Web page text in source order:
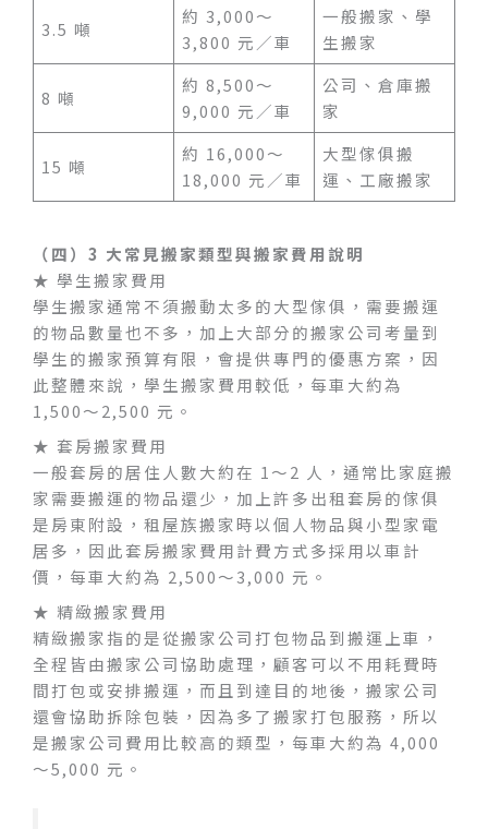
3.5 噸
約 3,000～
3,800 元／車
一般搬家、學
生搬家
8 噸
約 8,500～
9,000 元／車
公司、倉庫搬
家
15 噸
約 16,000～
18,000 元／車
大型傢俱搬
運、工廠搬家
（四）3 大常見搬家類型與搬家費用說明
★ 學生搬家費用
學生搬家通常不須搬動太多的大型傢俱，需要搬運
的物品數量也不多，加上大部分的搬家公司考量到
學生的搬家預算有限，會提供專門的優惠方案，因
此整體來說，學生搬家費用較低，每車大約為
1,500～2,500 元。
★ 套房搬家費用
一般套房的居住人數大約在 1～2 人，通常比家庭搬
家需要搬運的物品還少，加上許多出租套房的傢俱
是房東附設，租屋族搬家時以個人物品與小型家電
居多，因此套房搬家費用計費方式多採用以車計
價，每車大約為 2,500～3,000 元。
★ 精緻搬家費用
精緻搬家指的是從搬家公司打包物品到搬運上車，
全程皆由搬家公司協助處理，顧客可以不用耗費時
間打包或安排搬運，而且到達目的地後，搬家公司
還會協助拆除包裝，因為多了搬家打包服務，所以
是搬家公司費用比較高的類型，每車大約為 4,000
～5,000 元。